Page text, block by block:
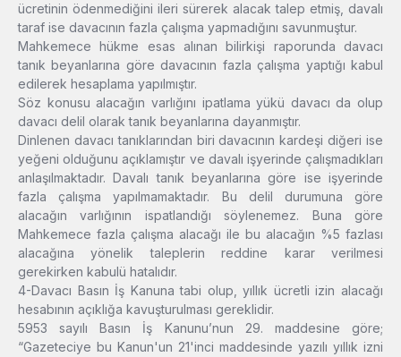
ücretinin ödenmediğini ileri sürerek alacak talep etmiş, davalı
taraf ise davacının fazla çalışma yapmadığını savunmuştur.
Mahkemece hükme esas alınan bilirkişi raporunda davacı
tanık beyanlarına göre davacının fazla çalışma yaptığı kabul
edilerek hesaplama yapılmıştır.
Söz konusu alacağın varlığını ipatlama yükü davacı da olup
davacı delil olarak tanık beyanlarına dayanmıştır.
Dinlenen davacı tanıklarından biri davacının kardeşi diğeri ise
yeğeni olduğunu açıklamıştır ve davalı işyerinde çalışmadıkları
anlaşılmaktadır. Davalı tanık beyanlarına göre ise işyerinde
fazla çalışma yapılmamaktadır. Bu delil durumuna göre
alacağın varlığının ispatlandığı söylenemez. Buna göre
Mahkemece fazla çalışma alacağı ile bu alacağın %5 fazlası
alacağına yönelik taleplerin reddine karar verilmesi
gerekirken kabulü hatalıdır.
4-Davacı Basın İş Kanuna tabi olup, yıllık ücretli izin alacağı
hesabının açıklığa kavuşturulması gereklidir.
5953 sayılı Basın İş Kanunu’nun 29. maddesine göre;
“Gazeteciye bu Kanun'un 21'inci maddesinde yazılı yıllık izni